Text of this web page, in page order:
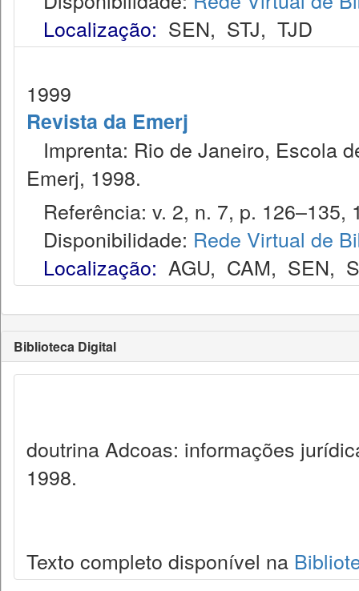
Localização: SEN, STJ, TJD
1999
Revista da Emerj
Imprenta: Rio de Janeiro, Escola
Emerj, 1998.
Referência: v. 2, n. 7, p. 126–135,
Disponibilidade: Rede Virtual de
Localização: AGU, CAM, SEN,
Biblioteca Digital
doutrina Adcoas: informações
1998.
Texto completo disponível na